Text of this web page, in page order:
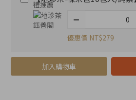
優惠價 NT$279
加入購物車